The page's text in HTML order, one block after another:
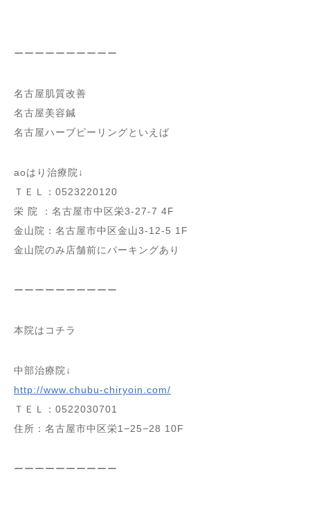
ーーーーーーーーーー
名古屋肌質改善
名古屋美容鍼
名古屋ハーブピーリングといえば
aoはり治療院↓
ＴＥＬ：0523220120
栄 院 ：名古屋市中区栄3-27-7 4F
金山院：名古屋市中区金山3-12-5 1F
金山院のみ店舗前にパーキングあり
ーーーーーーーーーー
本院はコチラ
中部治療院↓
http://www.chubu-chiryoin.com/
ＴＥＬ：0522030701
住所：名古屋市中区栄1−25−28 10F
ーーーーーーーーーー